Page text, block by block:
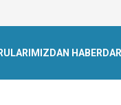
bozuk veya